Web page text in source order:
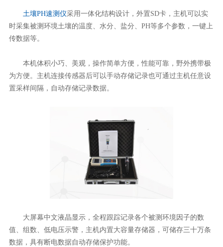
土壤PH速测仪采用一体化结构设计，外置SD卡，主机可以实
时采集被测环境土壤的温度、水分、盐分、PH等多个参数，一键上
传数据等。
本机体积小巧、美观，操作简单方便，性能可靠，野外携带极
为方便。主机连接传感器后可以手动存储记录也可通过主机任意设
置采样间隔，自动存储记录数据。
大屏幕中文液晶显示，全程跟踪记录各个被测环境因子的数
值、组数、低电压示警，主机内置大容量存储器，可储存三十万条
数据，具有断电数据自动存储保护功能。